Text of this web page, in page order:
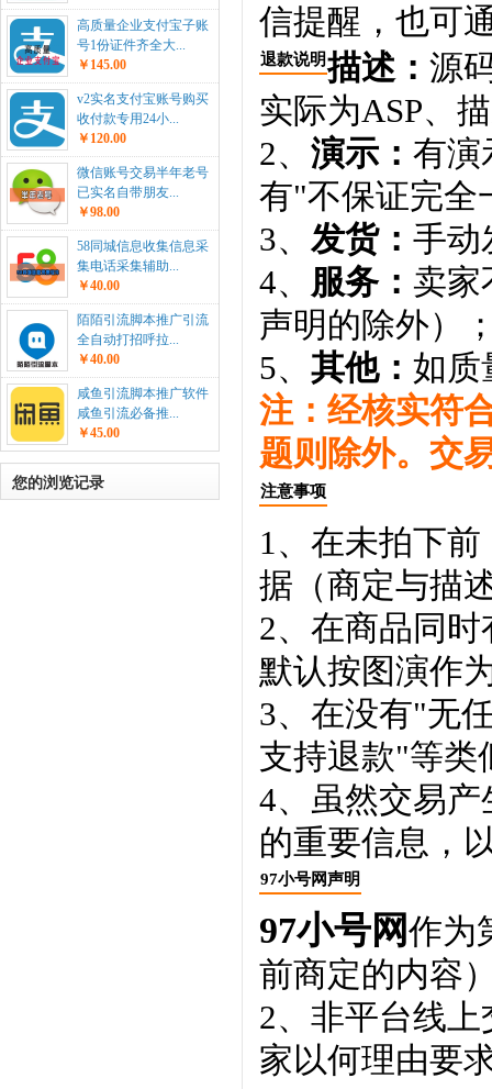
高质量企业支付宝子账
号1份证件齐全大...
￥145.00
v2实名支付宝账号购买
收付款专用24小...
￥120.00
微信账号交易半年老号
已实名自带朋友...
￥98.00
58同城信息收集信息采
集电话采集辅助...
￥40.00
陌陌引流脚本推广引流
全自动打招呼拉...
￥40.00
咸鱼引流脚本推广软件
咸鱼引流必备推...
￥45.00
您的浏览记录
信提醒，也可
退款说明描述： 源
实际为ASP、
2、 演示： 有演
有"不保证完全
3、 发货： 手动
4、 服务： 卖家
声明的除外）
5、 其他： 如质
注：经核实符
题则除外。交
注意事项
1、在未拍下
据（商定与描
2、在商品同
默认按图演作
3、在没有"无
支持退款"等类
4、虽然交易
的重要信息，
97小号网声明
97小号网作为
前商定的内容
2、非平台线
家以何理由要